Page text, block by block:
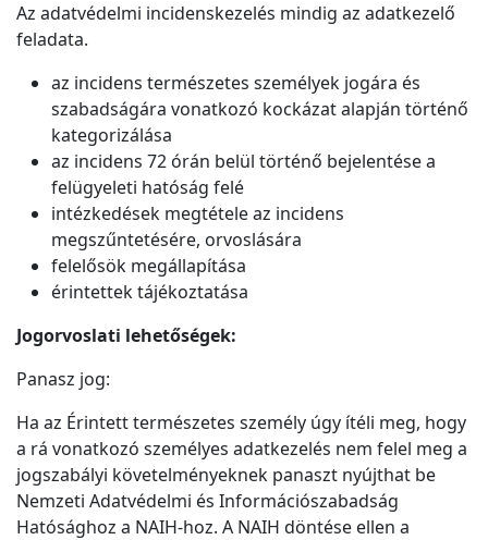
Az adatvédelmi incidenskezelés mindig az adatkezelő
feladata.
az incidens természetes személyek jogára és
szabadságára vonatkozó kockázat alapján történő
kategorizálása
az incidens 72 órán belül történő bejelentése a
felügyeleti hatóság felé
intézkedések megtétele az incidens
megszűntetésére, orvoslására
felelősök megállapítása
érintettek tájékoztatása
Jogorvoslati lehetőségek:
Panasz jog:
Ha az Érintett természetes személy úgy ítéli meg, hogy
a rá vonatkozó személyes adatkezelés nem felel meg a
jogszabályi követelményeknek panaszt nyújthat be
Nemzeti Adatvédelmi és Információszabadság
Hatósághoz a NAIH-hoz. A NAIH döntése ellen a